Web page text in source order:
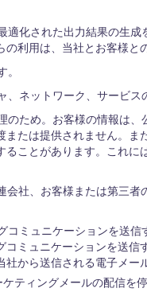
化された出力結果の生
利用は、当社とお客様と
ネットワーク、サービス
ため。お客様の情報は
たは提供されません。
ことがあります。これ
社、お客様または第三
ミュニケーションを送
ミュニケーションを送
から送信される電子メー
ティングメールの配信を